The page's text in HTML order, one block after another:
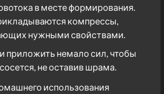
в месте формирования.
компрессы,
нужными свойствами.
приложить немало сил, чтобы
не оставив шрама.